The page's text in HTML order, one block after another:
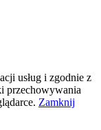
usług i zgodnie z
przechowywania
Zamknij